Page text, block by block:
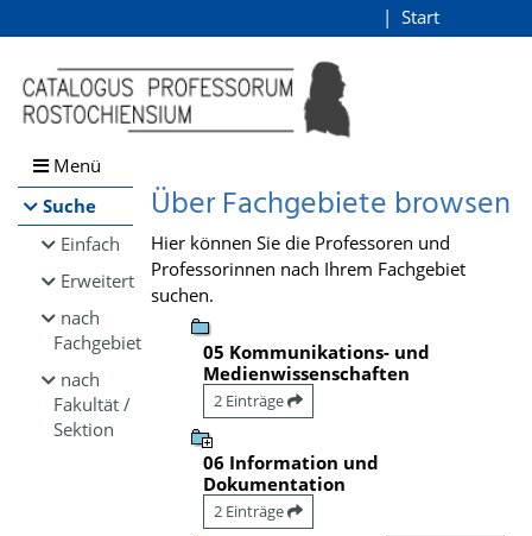
Browsen
direkt zum Inhalt
Start
Menü
Suche
Einfach
Erweitert
nach
Fachgebiet
nach
Fakultät /
Sektion
Über Fachgebiete browsen
Hier können Sie die Professoren und
Professorinnen nach Ihrem Fachgebiet
suchen.
05 Kommunikations- und
Medienwissenschaften
2 Einträge
06 Information und
Dokumentation
2 Einträge